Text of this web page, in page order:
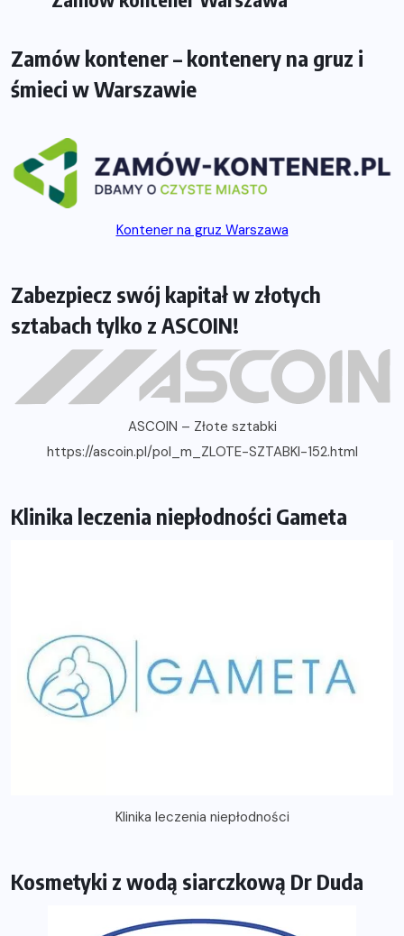
Zamów kontener – kontenery na gruz i
śmieci w Warszawie
Kontener na gruz Warszawa
Zabezpiecz swój kapitał w złotych
sztabach tylko z ASCOIN!
ASCOIN – Złote sztabki
https://ascoin.pl/pol_m_ZLOTE-SZTABKI-152.html
Klinika leczenia niepłodności Gameta
Klinika leczenia niepłodności
Kosmetyki z wodą siarczkową Dr Duda